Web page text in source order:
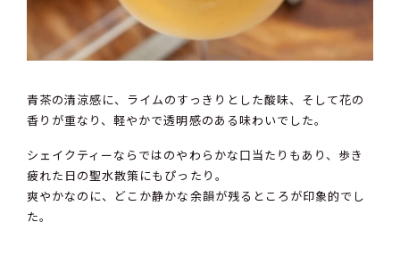
青茶の清涼感に、ライムのすっきりとした酸味、そして花の
香りが重なり、軽やかで透明感のある味わいでした。
シェイクティーならではのやわらかな口当たりもあり、歩き
疲れた日の聖水散策にもぴったり。
爽やかなのに、どこか静かな余韻が残るところが印象的でし
た。